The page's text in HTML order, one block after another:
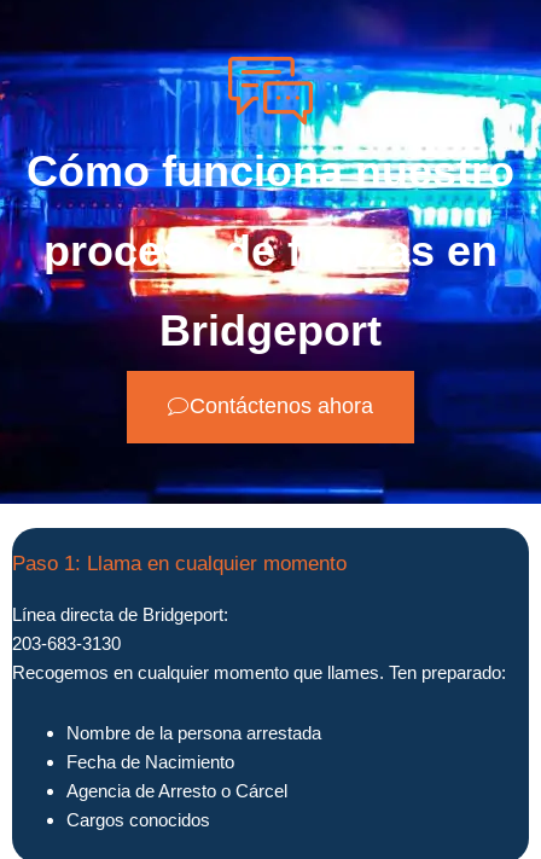
Cómo funciona nuestro
proceso de fianzas en
Bridgeport
Contáctenos ahora
Paso 1: Llama en cualquier momento
Línea directa de Bridgeport:
203-683-3130
Recogemos en cualquier momento que llames. Ten preparado:
Nombre de la persona arrestada
Fecha de Nacimiento
Agencia de Arresto o Cárcel
Cargos conocidos